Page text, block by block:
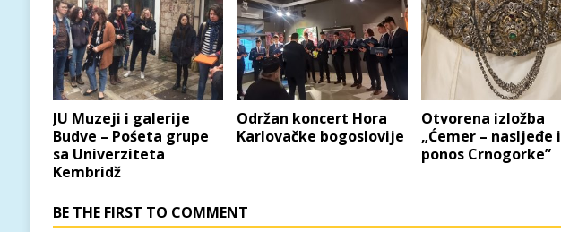
JU Muzeji i galerije
Budve – Pośeta grupe
sa Univerziteta
Kembridž
Održan koncert Hora
Karlovačke bogoslovije
Otvorena izložba
„Ćemer – nasljeđe i
ponos Crnogorke”
BE THE FIRST TO COMMENT